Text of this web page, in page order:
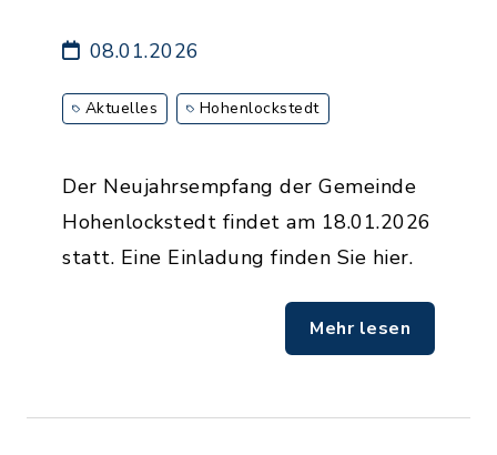
08.01.2026
Aktuelles Hohenlockstedt
Der Neujahrsempfang der Gemeinde
Hohenlockstedt findet am 18.01.2026
statt. Eine Einladung finden Sie hier.
Mehr lesen